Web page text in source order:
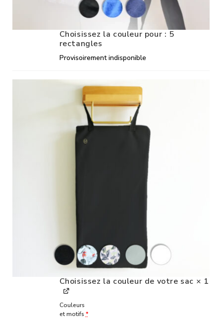
Choisissez la couleur pour : 5
rectangles
Provisoirement indisponible
Choisissez la couleur de votre sac × 1
Couleurs
et motifs *